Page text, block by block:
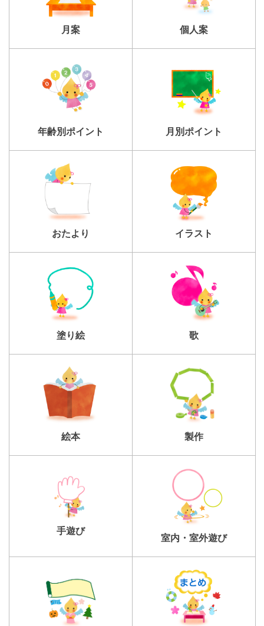
月案 個人案
年齢別ポイント 月別ポイント
おたより イラスト
塗り絵 歌
絵本 製作
手遊び
室内・室外遊び